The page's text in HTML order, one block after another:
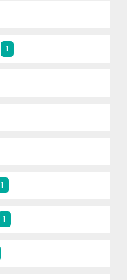
1
1
1